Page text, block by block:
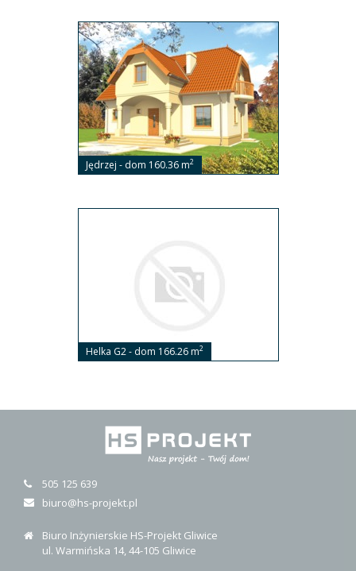
Jędrzej - dom 160.36 m2
Helka G2 - dom 166.26 m2
505 125 639
biuro@hs-projekt.pl
Biuro Inżynierskie HS-Projekt Gliwice
ul. Warmińska 14, 44-105 Gliwice